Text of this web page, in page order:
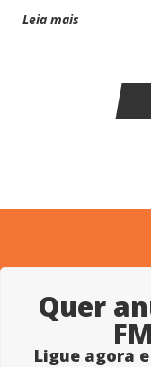
Leia mais
Quer
Ligue agora